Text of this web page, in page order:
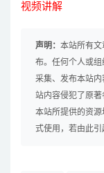
视频讲解
声明： 本站所有文
布。任何个人或组
采集、发布本站
站内容侵犯了原著
本站所提供的资
式使用，若由此引